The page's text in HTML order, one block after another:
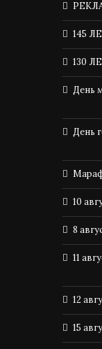
145
130
День
День
10
8
11
12
15